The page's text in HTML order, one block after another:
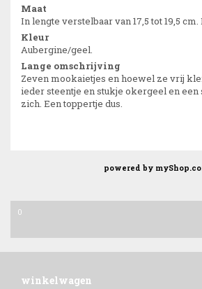
Maat
In lengte verstelbaar van 17,5 tot 19,5
Kleur
Aubergine/geel.
Lange omschrijving
Zeven mookaietjes en hoewel ze vrij
ieder steentje en stukje okergeel en een
zich. Een toppertje dus.
powered by
0
winkelwagen